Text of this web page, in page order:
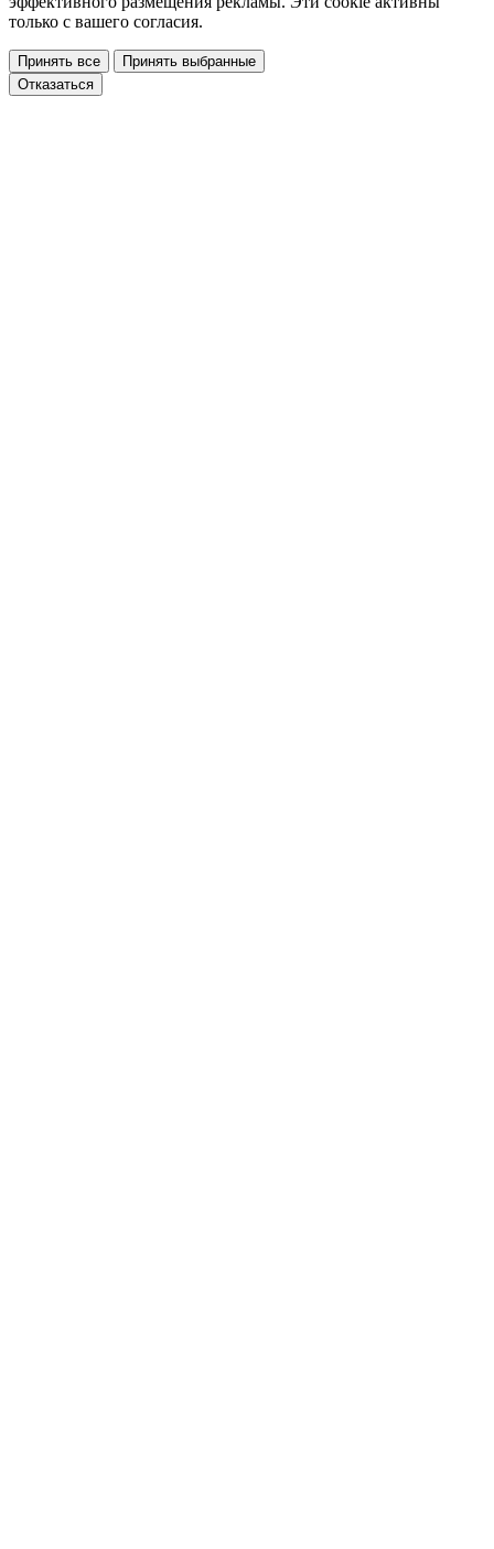
только с вашего согласия.
Принять все
Принять выбранные
Отказаться